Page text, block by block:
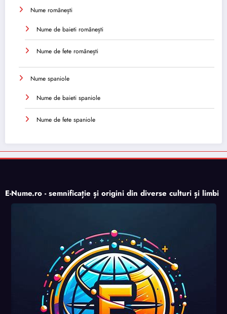
Nume românești
Nume de baieti românești
Nume de fete românești
Nume spaniole
Nume de baieti spaniole
Nume de fete spaniole
E-Nume.ro - semnificație și origini din diverse culturi și limbi